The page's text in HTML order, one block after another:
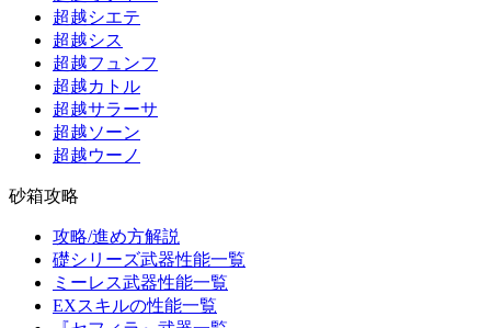
超越シエテ
超越シス
超越フュンフ
超越カトル
超越サラーサ
超越ソーン
超越ウーノ
砂箱攻略
攻略/進め方解説
礎シリーズ武器性能一覧
ミーレス武器性能一覧
EXスキルの性能一覧